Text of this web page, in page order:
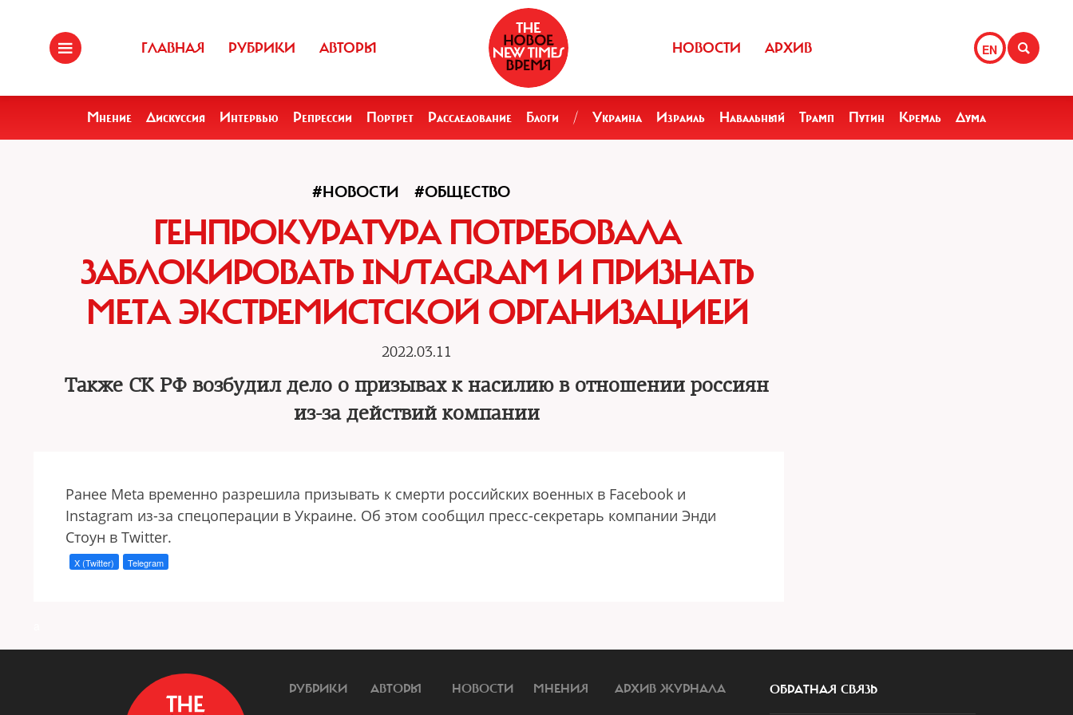
ГЛАВНАЯ РУБРИКИ АВТОРЫ EN
НОВОСТИ АРХИВ
Мнение Дискуссия Интервью Репрессии Портрет Расследование Блоги / Украина Израиль Навальный Трамп Путин Кремль Дума
#НОВОСТИ #ОБЩЕСТВО
ГЕНПРОКУРАТУРА ПОТРЕБОВАЛА
ЗАБЛОКИРОВАТЬ INSTAGRAM И ПРИЗНАТЬ
META ЭКСТРЕМИСТСКОЙ ОРГАНИЗАЦИЕЙ
2022.03.11
Также СК РФ возбудил дело о призывах к насилию в отношении россиян
из-за действий компании
Ранее Meta временно разрешила призывать к смерти российских военных в Facebook и
Instagram из-за спецоперации в Украине. Об этом сообщил пресс-секретарь компании Энди
Стоун в Twitter.
X (Twitter) Telegram
РУБРИКИ АВТОРЫ НОВОСТИ МНЕНИЯ АРХИВ ЖУРНАЛА ОБРАТНАЯ СВЯЗЬ